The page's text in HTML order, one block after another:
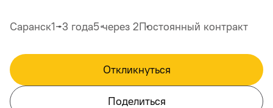
Саранск1‒3 года5 через 2Постоянный контракт
Откликнуться
Поделиться